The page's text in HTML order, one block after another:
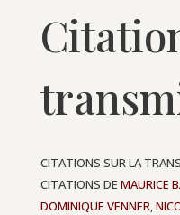
CITATIONS SUR LA
CITATIONS DE MAURICE
DOMINIQUE VENNER,